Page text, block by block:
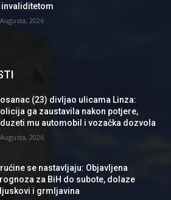
invaliditetom
2026
(23) divljao ulicama Linza:
ga zaustavila nakon potjere,
mu automobil i vozačka dozvola
2026
se nastavljaju: Objavljena
za BiH do subote, dolaze
i grmljavina